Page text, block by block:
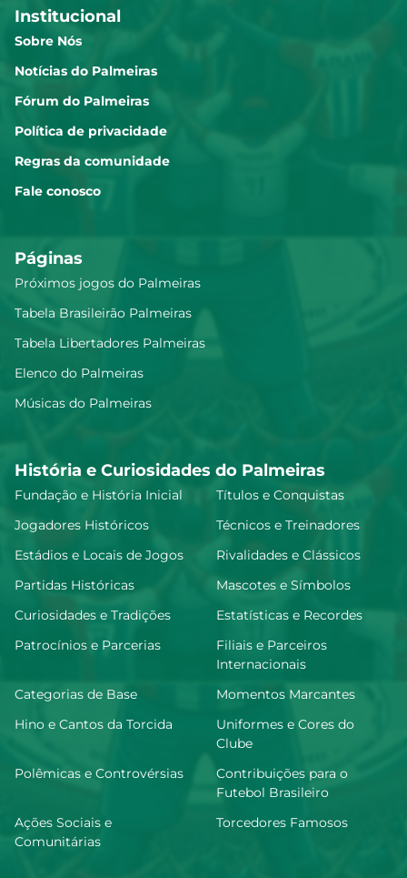
Institucional
Sobre Nós
Notícias do Palmeiras
Fórum do Palmeiras
Política de privacidade
Regras da comunidade
Fale conosco
Páginas
Próximos jogos do Palmeiras
Tabela Brasileirão Palmeiras
Tabela Libertadores Palmeiras
Elenco do Palmeiras
Músicas do Palmeiras
História e Curiosidades do Palmeiras
Fundação e História Inicial
Títulos e Conquistas
Jogadores Históricos
Técnicos e Treinadores
Estádios e Locais de Jogos
Rivalidades e Clássicos
Partidas Históricas
Mascotes e Símbolos
Curiosidades e Tradições
Estatísticas e Recordes
Patrocínios e Parcerias
Filiais e Parceiros
Internacionais
Categorias de Base
Momentos Marcantes
Hino e Cantos da Torcida
Uniformes e Cores do
Clube
Polêmicas e Controvérsias
Contribuições para o
Futebol Brasileiro
Ações Sociais e
Comunitárias
Torcedores Famosos